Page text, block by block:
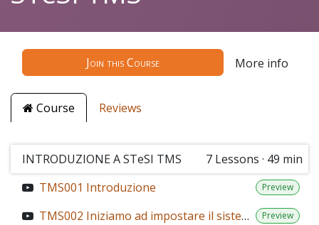
Join this Course More info
Course Reviews
INTRODUZIONE A STeSI TMS 7 Lessons · 49 min
TMS001 Introduzione
Preview
TMS002 Iniziamo ad impostare il sistema tipi viaggio Preview